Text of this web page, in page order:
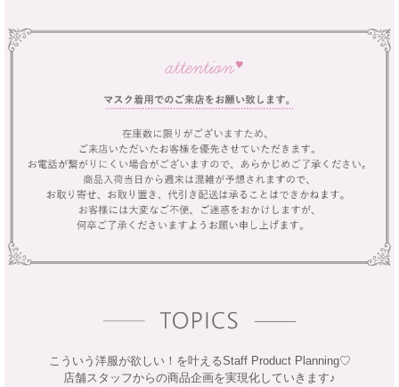
こういう洋服が欲しい！を叶えるStaff Product Planning♡
店舗スタッフからの商品企画を実現化していきます♪